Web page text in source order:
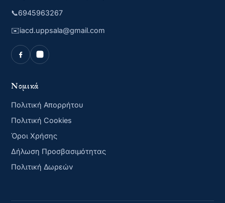
📞6945963267
✉️iacd.uppsala@gmail.com
Νομικά
Πολιτική Απορρήτου
Πολιτική Cookies
Όροι Χρήσης
Δήλωση Προσβασιμότητας
Πολιτική Δωρεών